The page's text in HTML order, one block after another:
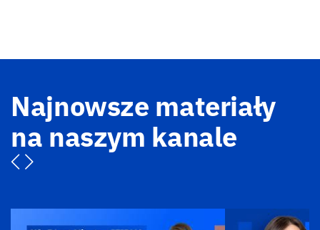
Najnowsze materiały
na naszym kanale